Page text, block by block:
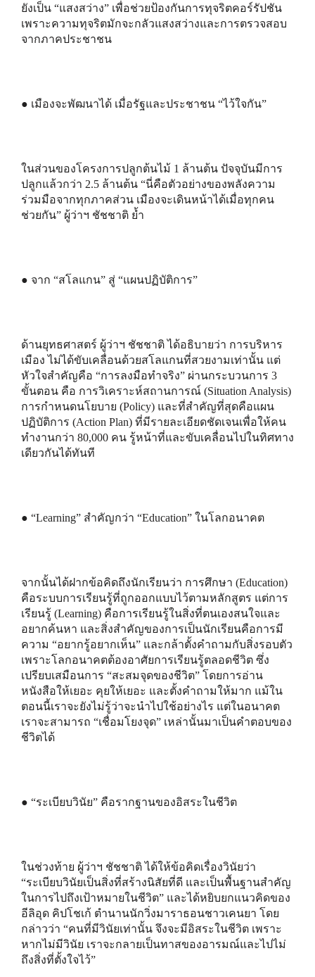
ยังเป็น “แสงสว่าง” เพื่อช่วยป้องกันการทุจริตคอร์รัปชัน
เพราะความทุจริตมักจะกลัวแสงสว่างและการตรวจสอบ
จากภาคประชาชน
● เมืองจะพัฒนาได้ เมื่อรัฐและประชาชน “ไว้ใจกัน”
ในส่วนของโครงการปลูกต้นไม้ 1 ล้านต้น ปัจจุบันมีการ
ปลูกแล้วกว่า 2.5 ล้านต้น “นี่คือตัวอย่างของพลังความ
ร่วมมือจากทุกภาคส่วน เมืองจะเดินหน้าได้เมื่อทุกคน
ช่วยกัน” ผู้ว่าฯ ชัชชาติ ย้ำ
● จาก “สโลแกน” สู่ “แผนปฏิบัติการ”
ด้านยุทธศาสตร์ ผู้ว่าฯ ชัชชาติ ได้อธิบายว่า การบริหาร
เมือง ไม่ได้ขับเคลื่อนด้วยสโลแกนที่สวยงามเท่านั้น แต่
หัวใจสำคัญคือ “การลงมือทำจริง” ผ่านกระบวนการ 3
ขั้นตอน คือ การวิเคราะห์สถานการณ์ (Situation Analysis)
การกำหนดนโยบาย (Policy) และที่สำคัญที่สุดคือแผน
ปฏิบัติการ (Action Plan) ที่มีรายละเอียดชัดเจนเพื่อให้คน
ทำงานกว่า 80,000 คน รู้หน้าที่และขับเคลื่อนไปในทิศทาง
เดียวกันได้ทันที
● “Learning” สำคัญกว่า “Education” ในโลกอนาคต
จากนั้นได้ฝากข้อคิดถึงนักเรียนว่า การศึกษา (Education)
คือระบบการเรียนรู้ที่ถูกออกแบบไว้ตามหลักสูตร แต่การ
เรียนรู้ (Learning) คือการเรียนรู้ในสิ่งที่ตนเองสนใจและ
อยากค้นหา และสิ่งสำคัญของการเป็นนักเรียนคือการมี
ความ “อยากรู้อยากเห็น” และกล้าตั้งคำถามกับสิ่งรอบตัว
เพราะโลกอนาคตต้องอาศัยการเรียนรู้ตลอดชีวิต ซึ่ง
เปรียบเสมือนการ “สะสมจุดของชีวิต” โดยการอ่าน
หนังสือให้เยอะ คุยให้เยอะ และตั้งคำถามให้มาก แม้ใน
ตอนนี้เราจะยังไม่รู้ว่าจะนำไปใช้อย่างไร แต่ในอนาคต
เราจะสามารถ “เชื่อมโยงจุด” เหล่านั้นมาเป็นคำตอบของ
ชีวิตได้
● “ระเบียบวินัย” คือรากฐานของอิสระในชีวิต
ในช่วงท้าย ผู้ว่าฯ ชัชชาติ ได้ให้ข้อคิดเรื่องวินัยว่า
“ระเบียบวินัยเป็นสิ่งที่สร้างนิสัยที่ดี และเป็นพื้นฐานสำคัญ
ในการไปถึงเป้าหมายในชีวิต” และได้หยิบยกแนวคิดของ
อีลิอุด คิปโชเก้ ตํานานนักวิ่งมาราธอนชาวเคนยา โดย
กล่าวว่า “คนที่มีวินัยเท่านั้น จึงจะมีอิสระในชีวิต เพราะ
หากไม่มีวินัย เราจะกลายเป็นทาสของอารมณ์และไปไม่
ถึงสิ่งที่ตั้งใจไว้”